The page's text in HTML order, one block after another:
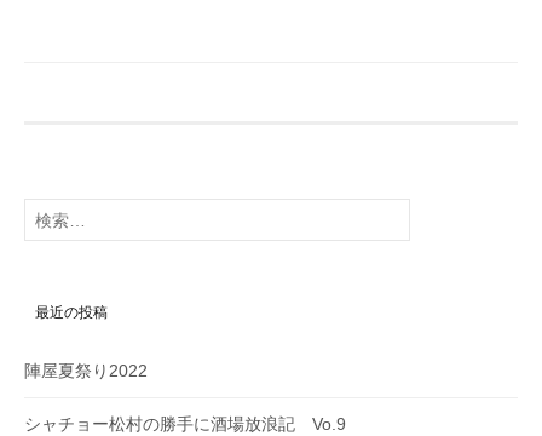
検
索:
最近の投稿
陣屋夏祭り2022
シャチョー松村の勝手に酒場放浪記 Vo.9